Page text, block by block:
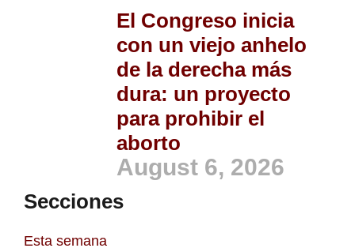
El Congreso inicia
con un viejo anhelo
de la derecha más
dura: un proyecto
para prohibir el
aborto
August 6, 2026
Secciones
Esta semana